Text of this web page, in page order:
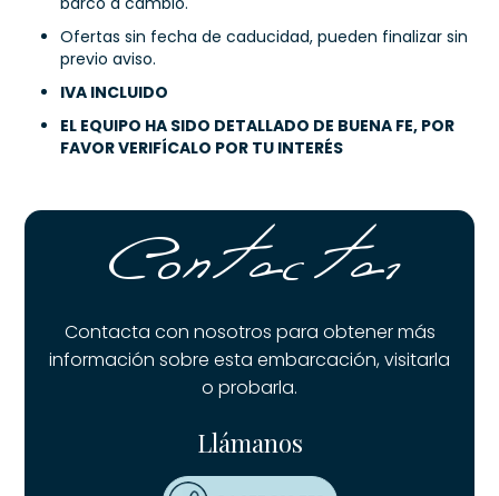
Ofertas sin fecha de caducidad, pueden finalizar sin
previo aviso.
IVA INCLUIDO
EL EQUIPO HA SIDO DETALLADO DE BUENA FE, POR
FAVOR VERIFÍCALO POR TU INTERÉS
Contactar
Contacta con nosotros para obtener más
información sobre esta embarcación, visitarla
o probarla.
Llámanos